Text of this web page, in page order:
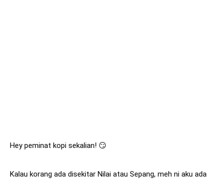
Hey peminat kopi sekalian! 😏
Kalau korang ada disekitar Nilai atau Sepang, meh ni aku ada